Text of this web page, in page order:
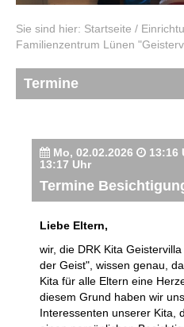
Sie sind hier: Startseite /
Familienzentrum Lünen
Termine
Mo, 02.02.2026
13:16
13:17 Uhr
Termine
Liebe Eltern,
wir, die DRK Kita
der Geist", wissen genau,
Kita für alle Eltern eine
diesem Grund haben wir
Interessenten unserer Kita,